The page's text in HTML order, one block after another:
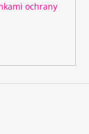
ochrany